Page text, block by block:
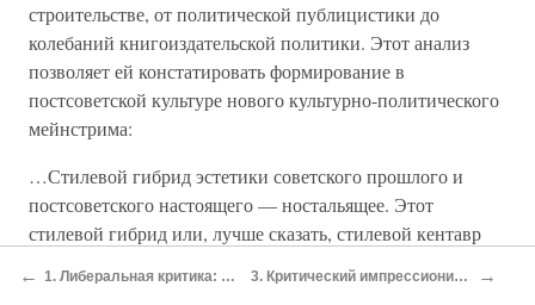
строительстве, от политической публицистики до
колебаний книгоиздательской политики. Этот анализ
позволяет ей констатировать формирование в
постсоветской культуре нового культурно-политического
мейнстрима:
…Стилевой гибрид эстетики советского прошлого и
постсоветского настоящего — ностальящее. Этот
стилевой гибрид или, лучше сказать, стилевой кентавр
месяц за месяцем из него выпаривался стёб, — оставалась
← 1. Либеральная критика: Кризис идентичности 3. Критический импрессионизм: Критик как писатель →